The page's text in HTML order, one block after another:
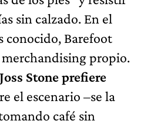
sin calzado. En el
conocido, Barefoot
propio.
Joss Stone prefiere
el escenario –se la
café sin